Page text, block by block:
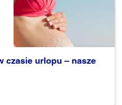
czasie urlopu – nasze